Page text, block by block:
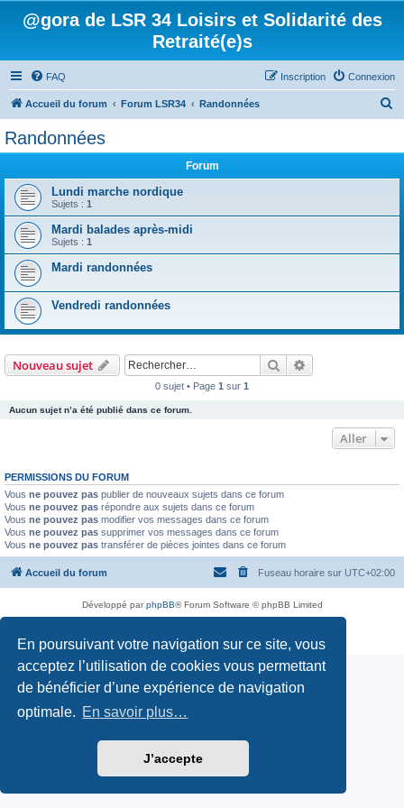
En poursuivant votre navigation sur ce site, vous
acceptez l’utilisation de cookies vous permettant
de bénéficier d’une expérience de navigation
optimale. En savoir plus…
J’accepte
@gora de LSR 34 Loisirs et Solidarité des
Retraité(e)s
FAQ Connexion
Inscription
Accueil du forum Forum LSR34 Randonnées
h
Randonnées
Forum
Lundi marche nordique
Sujets : 1
Mardi balades après-midi
Sujets : 1
Mardi randonnées
Vendredi randonnées
Nouveau sujet Rechercher
0 sujet • Page 1 sur 1
Aucun sujet n’a été publié dans ce forum.
Aller
PERMISSIONS DU FORUM
Vous ne pouvez pas publier de nouveaux sujets dans ce forum
Vous ne pouvez pas répondre aux sujets dans ce forum
Vous ne pouvez pas modifier vos messages dans ce forum
Vous ne pouvez pas supprimer vos messages dans ce forum
Vous ne pouvez pas transférer de pièces jointes dans ce forum
Accueil du forum Fuseau horaire sur UTC+02:00
Développé parphpBB® Forum Software © phpBB Limited
Confidentialité